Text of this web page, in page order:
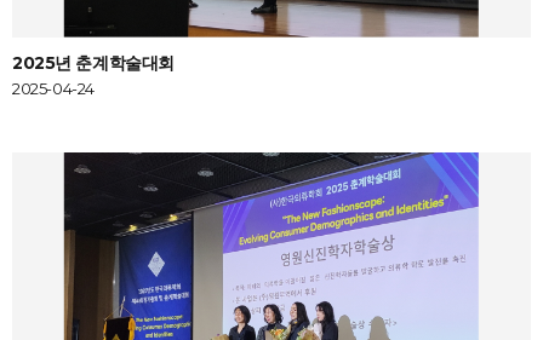
2025년 춘계학술대회
2025-04-24